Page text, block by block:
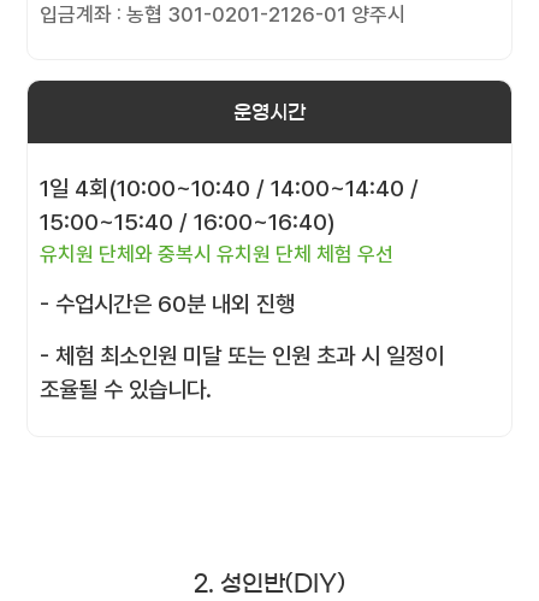
입금계좌 : 농협 301-0201-2126-01 양주시
운영시간
1일 4회(10:00~10:40 / 14:00~14:40 /
15:00~15:40 / 16:00~16:40)
유치원 단체와 중복시 유치원 단체 체험 우선
- 수업시간은 60분 내외 진행
- 체험 최소인원 미달 또는 인원 초과 시 일정이
조율될 수 있습니다.
2. 성인반(DIY)